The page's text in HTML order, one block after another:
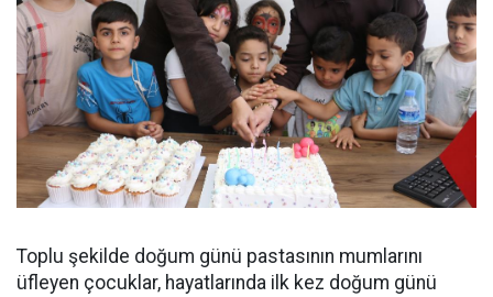
Toplu şekilde doğum günü pastasının mumlarını
üfleyen çocuklar, hayatlarında ilk kez doğum günü